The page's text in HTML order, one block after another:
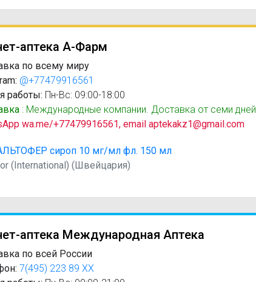
аптека А-Фарм
по всему миру
@+77479916561
работы: Пн-Вс: 09:00-18:00
: Международные компании. Доставка от семи дней
wa.me/+77479916561, email aptekakz1@gmail.com
сироп 10 мг/мл фл. 150 мл
(International) (Швейцария)
аптека Международная Аптека
по всей России
7(495) 223 89 XX